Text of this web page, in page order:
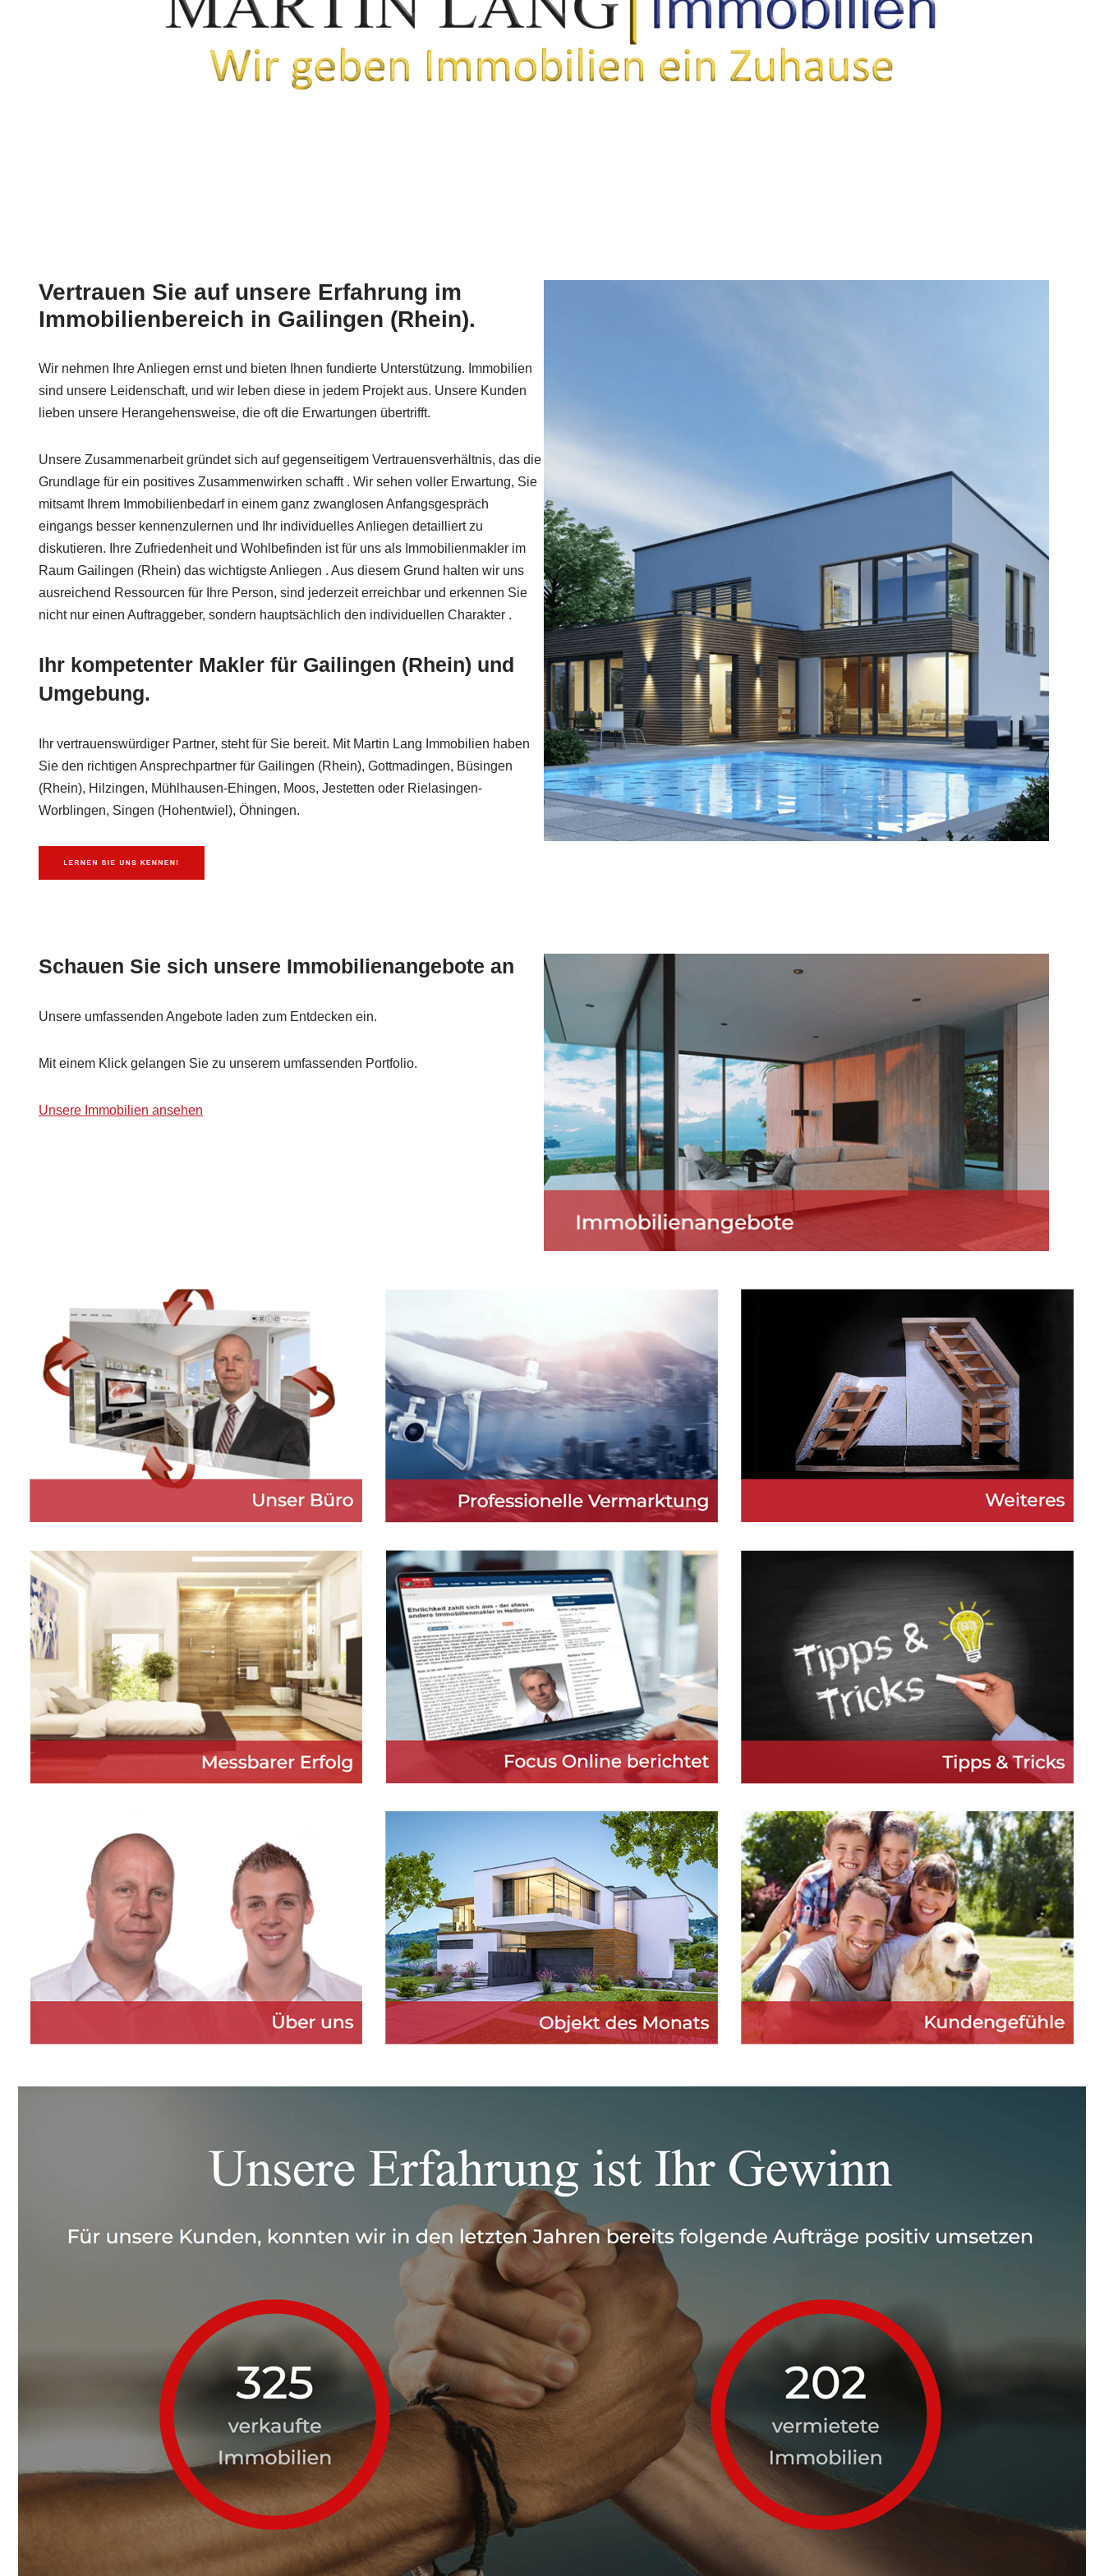
Vertrauen Sie auf unsere Erfahrung im
Immobilienbereich in Gailingen (Rhein).
Wir nehmen Ihre Anliegen ernst und bieten Ihnen fundierte Unterstützung. Immobilien
sind unsere Leidenschaft, und wir leben diese in jedem Projekt aus. Unsere Kunden
lieben unsere Herangehensweise, die oft die Erwartungen übertrifft.
Unsere Zusammenarbeit gründet sich auf gegenseitigem Vertrauensverhältnis, das die
Grundlage für ein positives Zusammenwirken schafft . Wir sehen voller Erwartung, Sie
mitsamt Ihrem Immobilienbedarf in einem ganz zwanglosen Anfangsgespräch
eingangs besser kennenzulernen und Ihr individuelles Anliegen detailliert zu
diskutieren. Ihre Zufriedenheit und Wohlbefinden ist für uns als Immobilienmakler im
Raum Gailingen (Rhein) das wichtigste Anliegen . Aus diesem Grund halten wir uns
ausreichend Ressourcen für Ihre Person, sind jederzeit erreichbar und erkennen Sie
nicht nur einen Auftraggeber, sondern hauptsächlich den individuellen Charakter .
Ihr kompetenter Makler für Gailingen (Rhein) und
Umgebung.
Ihr vertrauenswürdiger Partner, steht für Sie bereit. Mit Martin Lang Immobilien haben
Sie den richtigen Ansprechpartner für Gailingen (Rhein), Gottmadingen, Büsingen
(Rhein), Hilzingen, Mühlhausen-Ehingen, Moos, Jestetten oder Rielasingen-
Worblingen, Singen (Hohentwiel), Öhningen.
Schauen Sie sich unsere Immobilienangebote an
Unsere umfassenden Angebote laden zum Entdecken ein.
Mit einem Klick gelangen Sie zu unserem umfassenden Portfolio.
Unsere Immobilien ansehen